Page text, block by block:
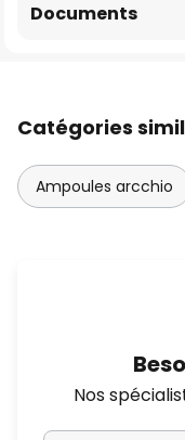
Documents
Catégories
Ampoules arcchio
Nos